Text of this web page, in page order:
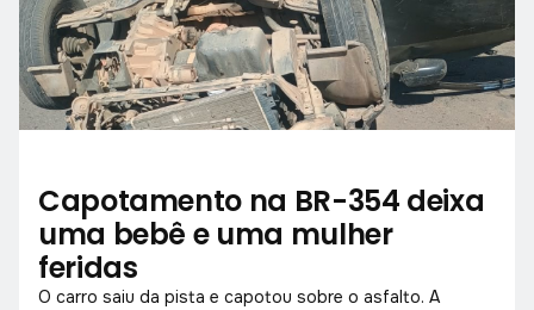
Capotamento na BR-354 deixa
uma bebê e uma mulher
feridas
O carro saiu da pista e capotou sobre o asfalto. A